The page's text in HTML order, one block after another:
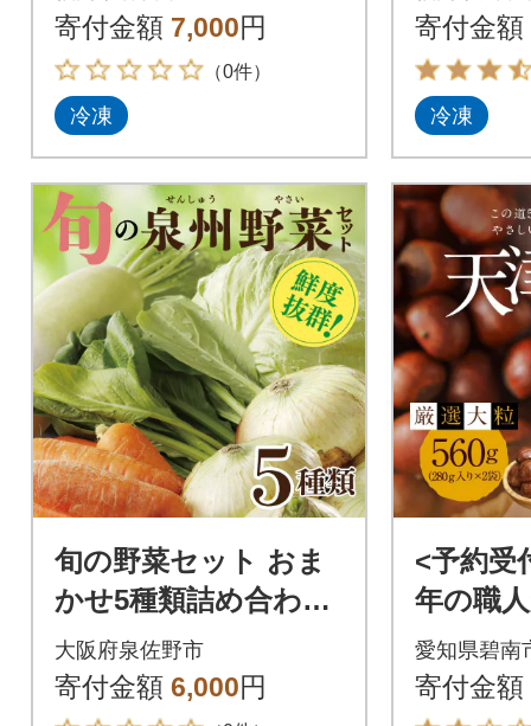
寄付金額 7,000円
（0件）
冷凍
寄付金額
冷凍
旬の野菜セット おま
かせ5種類詰め合わせ
(国産)
大阪府泉佐野市
寄付金額 6,000円
<予約受
年の職
大粒」
H045-
愛知県碧南
寄付金額